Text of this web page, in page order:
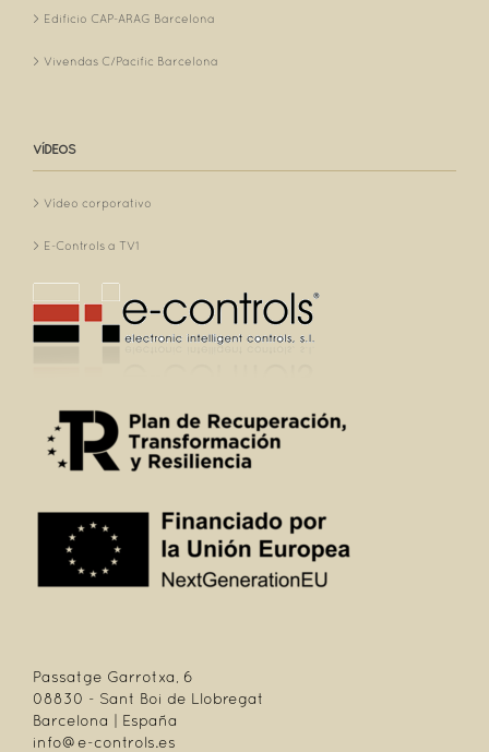
Edificio CAP-ARAG Barcelona
Vivendas C/Pacific Barcelona
VÍDEOS
Vídeo corporativo
E-Controls a TV1
Passatge Garrotxa, 6
08830 - Sant Boi de Llobregat
Barcelona | España
info@e-controls.es